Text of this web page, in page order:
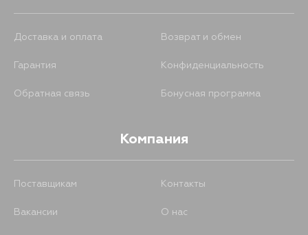
Доставка и оплата Возврат и обмен
Гарантия Конфиденциальность
Обратная связь Бонусная программа
Компания
Поставщикам Контакты
Вакансии О нас